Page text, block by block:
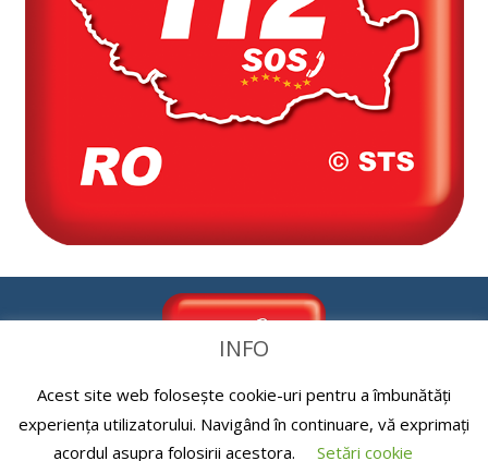
INFO
Acest site web folosește cookie-uri pentru a îmbunătăți
experiența utilizatorului. Navigând în continuare, vă exprimați
acordul asupra folosirii acestora.
Setări cookie